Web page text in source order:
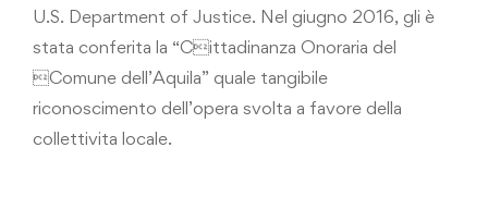
U.S. Department of Justice. Nel giugno 2016, gli è
stata conferita la “Cittadinanza Onoraria del
Comune dell’Aquila” quale tangibile
riconoscimento dell’opera svolta a favore della
collettivita locale.